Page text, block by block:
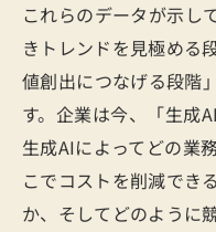
これらのデータが示し
きトレンドを見極める
値創出につなげる段階
す。企業は今、「生成
生成AIによってどの業
こでコストを削減でき
か、そしてどのように